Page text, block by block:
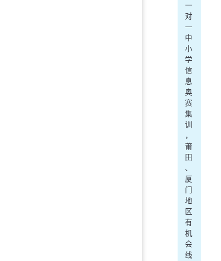
一
对
一
中
小
学
信
息
奥
赛
集
训
，
莆
田
、
厦
门
地
区
有
机
会
线